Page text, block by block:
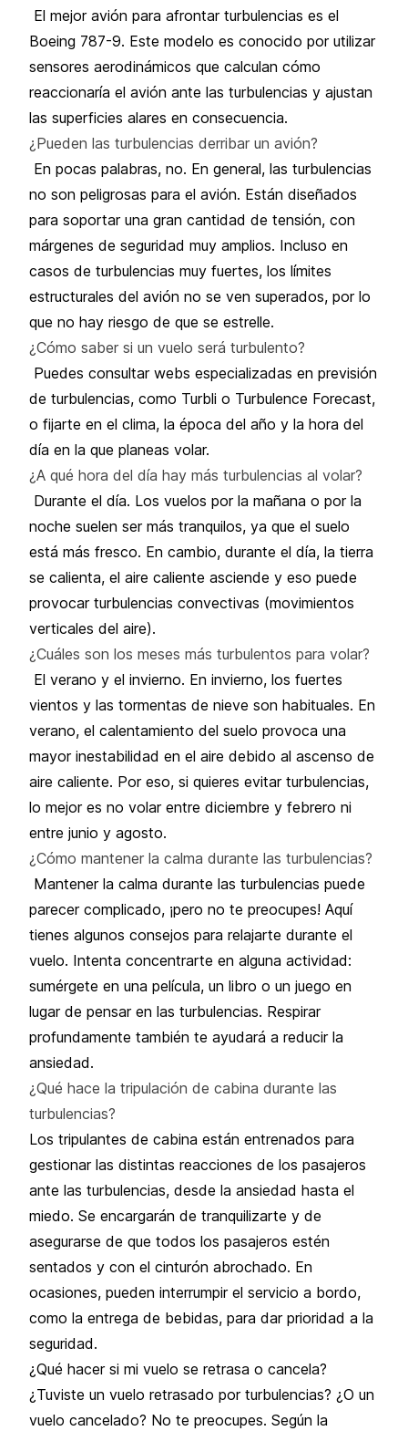
El mejor avión para afrontar turbulencias es el
Boeing 787-9. Este modelo es conocido por utilizar
sensores aerodinámicos que calculan cómo
reaccionaría el avión ante las turbulencias y ajustan
las superficies alares en consecuencia.
¿Pueden las turbulencias derribar un avión?
En pocas palabras, no. En general, las turbulencias
no son peligrosas para el avión. Están diseñados
para soportar una gran cantidad de tensión, con
márgenes de seguridad muy amplios. Incluso en
casos de turbulencias muy fuertes, los límites
estructurales del avión no se ven superados, por lo
que no hay riesgo de que se estrelle.
¿Cómo saber si un vuelo será turbulento?
Puedes consultar webs especializadas en previsión
de turbulencias, como Turbli o Turbulence Forecast,
o fijarte en el clima, la época del año y la hora del
día en la que planeas volar.
¿A qué hora del día hay más turbulencias al volar?
Durante el día. Los vuelos por la mañana o por la
noche suelen ser más tranquilos, ya que el suelo
está más fresco. En cambio, durante el día, la tierra
se calienta, el aire caliente asciende y eso puede
provocar turbulencias convectivas (movimientos
verticales del aire).
¿Cuáles son los meses más turbulentos para volar?
El verano y el invierno. En invierno, los fuertes
vientos y las tormentas de nieve son habituales. En
verano, el calentamiento del suelo provoca una
mayor inestabilidad en el aire debido al ascenso de
aire caliente. Por eso, si quieres evitar turbulencias,
lo mejor es no volar entre diciembre y febrero ni
entre junio y agosto.
¿Cómo mantener la calma durante las turbulencias?
Mantener la calma durante las turbulencias puede
parecer complicado, ¡pero no te preocupes! Aquí
tienes algunos consejos para relajarte durante el
vuelo. Intenta concentrarte en alguna actividad:
sumérgete en una película, un libro o un juego en
lugar de pensar en las turbulencias. Respirar
profundamente también te ayudará a reducir la
ansiedad.
¿Qué hace la tripulación de cabina durante las
turbulencias?
Los tripulantes de cabina están entrenados para
gestionar las distintas reacciones de los pasajeros
ante las turbulencias, desde la ansiedad hasta el
miedo. Se encargarán de tranquilizarte y de
asegurarse de que todos los pasajeros estén
sentados y con el cinturón abrochado. En
ocasiones, pueden interrumpir el servicio a bordo,
como la entrega de bebidas, para dar prioridad a la
seguridad.
¿Qué hacer si mi vuelo se retrasa o cancela?
¿Tuviste un vuelo retrasado por turbulencias? ¿O un
vuelo cancelado? No te preocupes. Según la